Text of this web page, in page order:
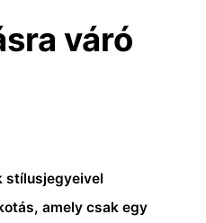
váró
stílusjegyeivel
amely csak egy